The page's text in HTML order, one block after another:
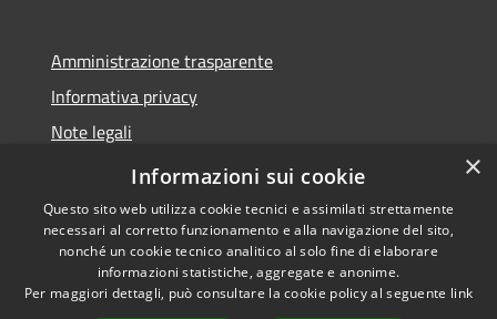
Amministrazione trasparente
Informativa privacy
Note legali
Dichiarazione di accessibilità
Accessibilità
Copyright © 2026 • Comune di
Petacciato • Powered by
×
Informazioni sui cookie
Questo sito web utilizza cookie tecnici e assimilati strettamente
necessari al corretto funzionamento e alla navigazione del sito,
nonché un cookie tecnico analitico al solo fine di elaborare
informazioni statistiche, aggregate e anonime.
Per maggiori dettagli, può consultare la cookie policy al seguente link